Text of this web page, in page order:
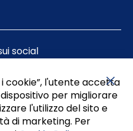
social
cookie”, l'utente accetta
per migliorare
l'utilizzo del sito e
di marketing. Per